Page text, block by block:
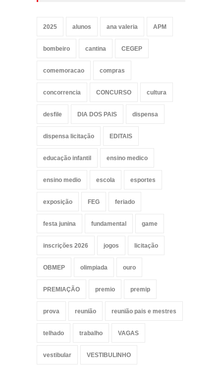
2025 alunos ana valeria APM
bombeiro cantina CEGEP
comemoracao compras
concorrencia CONCURSO cultura
desfile DIA DOS PAIS dispensa
dispensa licitação EDITAIS
educação infantil ensino medico
ensino medio escola esportes
exposição FEG feriado
festa junina fundamental game
inscrições 2026 jogos licitação
OBMEP olimpiada ouro
PREMIAÇÃO premio premip
prova reunião reunião pais e mestres
telhado trabalho VAGAS
vestibular VESTIBULINHO